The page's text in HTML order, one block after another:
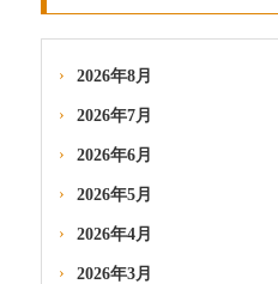
2026年8月
2026年7月
2026年6月
2026年5月
2026年4月
2026年3月